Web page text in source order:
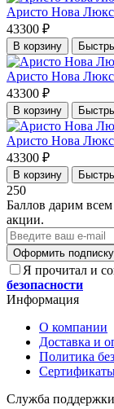
Аристо Нова Люкс
43300 ₽
В корзину
Аристо Нова Люкс
43300 ₽
В корзину
Аристо Нова Люкс
43300 ₽
В корзину
250
Баллов дарим
акции.
Оформить подписку
Я прочитал и
безопасности
Информация
О компании
Доставка и
Политика
Служба поддержки